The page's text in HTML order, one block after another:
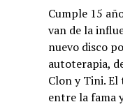
Cumple 15
van de la
nuevo disco
autoterapia,
Clon y Tini. El
entre la fama